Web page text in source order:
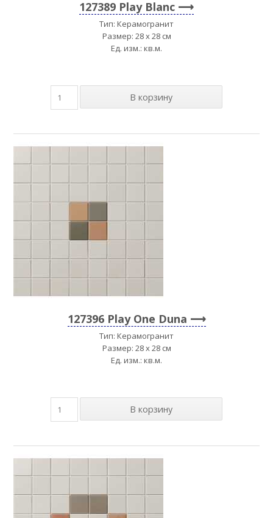
127389 Play Blanc
Тип: Керамогранит
Размер: 28 x 28 см
Ед. изм.: кв.м.
127396 Play One Duna
Тип: Керамогранит
Размер: 28 x 28 см
Ед. изм.: кв.м.